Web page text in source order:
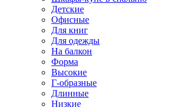
Детские
Офисные
Для книг
Для одежды
На балкон
Форма
Высокие
Г-образные
Длинные
Низкие